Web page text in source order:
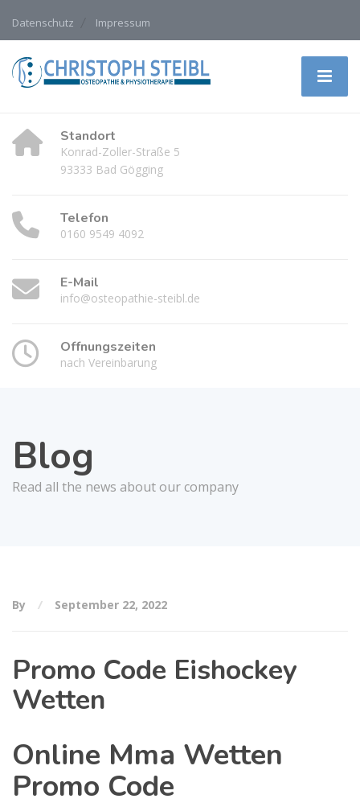
Datenschutz Impressum
Standort
Konrad-Zoller-Straße 5
93333 Bad Gögging
Telefon
0160 9549 4092
E-Mail
info@osteopathie-steibl.de
Öffnungszeiten
nach Vereinbarung
Blog
Read all the news about our company
By September 22, 2022
Promo Code Eishockey
Wetten
Online Mma Wetten
Promo Code